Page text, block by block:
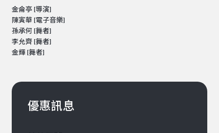
金侖亭 [導演]
陳寅華 [電子音樂]
孫承何 [舞者]
李允齊 [舞者]
金輝 [舞者]
優惠訊息